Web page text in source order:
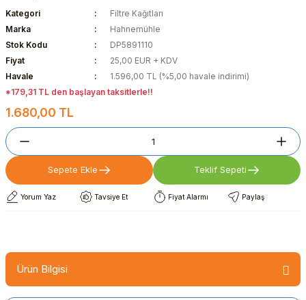
Kategori
Filtre Kağıtları
Marka
Hahnemühle
Stok Kodu
DP5891110
Fiyat
25,00 EUR + KDV
Havale
1.596,00 TL (%5,00 havale indirimi)
*179,31 TL den başlayan taksitlerle!!
1.680,00 TL
Sepete Ekle Teklif Sepeti
Yorum Yaz Tavsiye Et Fiyat Alarmı Paylaş
Ürün Bilgisi